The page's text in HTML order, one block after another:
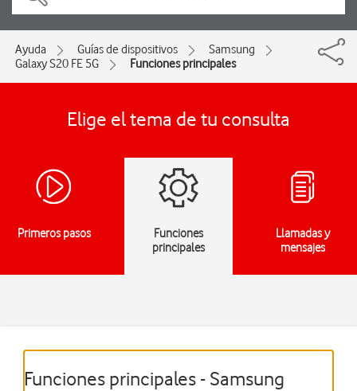
Ayuda Guías de dispositivos
Samsung
Galaxy S20 FE 5G
Funciones principales
Elige el tema de tu consulta
Primeros pasos
Funciones
principales
Llamadas y
mensajes
Funciones principales - Samsung